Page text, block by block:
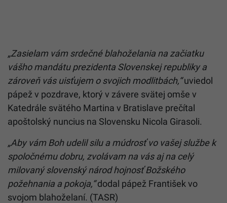
„Zasielam vám srdečné blahoželania na začiatku
vášho mandátu prezidenta Slovenskej republiky a
zároveň vás uisťujem o svojich modlitbách,“uviedol
pápež v pozdrave, ktorý v závere svätej omše v
Katedrále svätého Martina v Bratislave prečítal
apoštolský nuncius na Slovensku Nicola Girasoli.
„Aby vám Boh udelil silu a múdrosť vo vašej službe k
spoločnému dobru, zvolávam na vás aj na celý
milovaný slovenský národ hojnosť Božského
požehnania a pokoja,“dodal pápež František vo
svojom blahoželaní. (TASR)